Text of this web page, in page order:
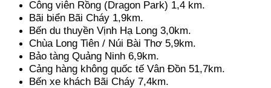
Công viên Rồng (Dragon Park) 1,4 km.
Bãi biển Bãi Cháy 1,9km.
Bến du thuyền Vịnh Hạ Long 3,0km.
Chùa Long Tiên / Núi Bài Thơ 5,9km.
Bảo tàng Quảng Ninh 6,9km.
Cảng hàng không quốc tế Vân Đồn 51,7km.
Bến xe khách Bãi Cháy 7,4km.